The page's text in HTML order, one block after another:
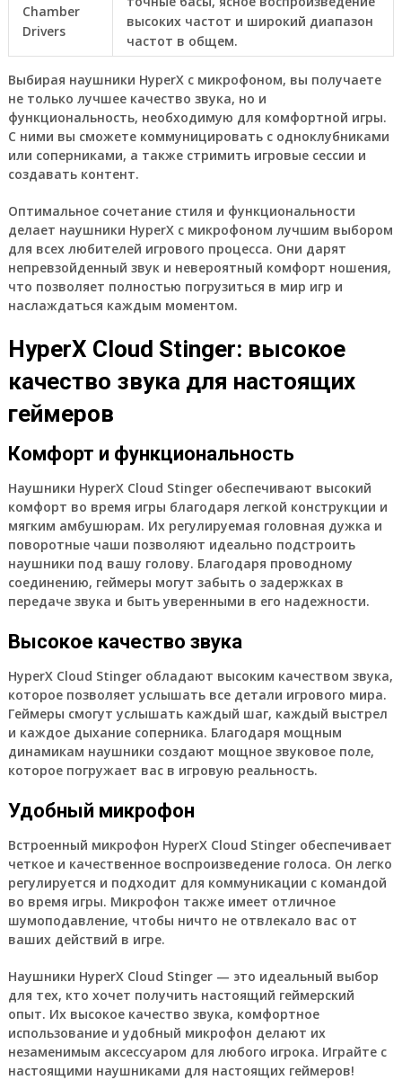
Chamber
Drivers
высоких частот и широкий диапазон
частот в общем.
Выбирая наушники HyperX с микрофоном, вы получаете
не только лучшее качество звука, но и
функциональность, необходимую для комфортной игры.
С ними вы сможете коммуницировать с одноклубниками
или соперниками, а также стримить игровые сессии и
создавать контент.
Оптимальное сочетание стиля и функциональности
делает наушники HyperX с микрофоном лучшим выбором
для всех любителей игрового процесса. Они дарят
непревзойденный звук и невероятный комфорт ношения,
что позволяет полностью погрузиться в мир игр и
наслаждаться каждым моментом.
HyperX Cloud Stinger: высокое
качество звука для настоящих
геймеров
Комфорт и функциональность
Наушники HyperX Cloud Stinger обеспечивают высокий
комфорт во время игры благодаря легкой конструкции и
мягким амбушюрам. Их регулируемая головная дужка и
поворотные чаши позволяют идеально подстроить
наушники под вашу голову. Благодаря проводному
соединению, геймеры могут забыть о задержках в
передаче звука и быть уверенными в его надежности.
Высокое качество звука
HyperX Cloud Stinger обладают высоким качеством звука,
которое позволяет услышать все детали игрового мира.
Геймеры смогут услышать каждый шаг, каждый выстрел
и каждое дыхание соперника. Благодаря мощным
динамикам наушники создают мощное звуковое поле,
которое погружает вас в игровую реальность.
Удобный микрофон
Встроенный микрофон HyperX Cloud Stinger обеспечивает
четкое и качественное воспроизведение голоса. Он легко
регулируется и подходит для коммуникации с командой
во время игры. Микрофон также имеет отличное
шумоподавление, чтобы ничто не отвлекало вас от
ваших действий в игре.
Наушники HyperX Cloud Stinger — это идеальный выбор
для тех, кто хочет получить настоящий геймерский
опыт. Их высокое качество звука, комфортное
использование и удобный микрофон делают их
незаменимым аксессуаром для любого игрока. Играйте с
настоящими наушниками для настоящих геймеров!